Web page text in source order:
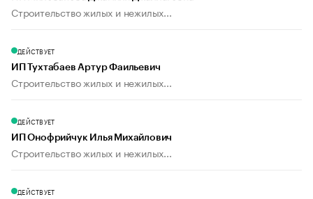
Строительство жилых и нежилых...
ДЕЙСТВУЕТ
ИП Тухтабаев Артур Фаильевич
Строительство жилых и нежилых...
ДЕЙСТВУЕТ
ИП Онофрийчук Илья Михайлович
Строительство жилых и нежилых...
ДЕЙСТВУЕТ